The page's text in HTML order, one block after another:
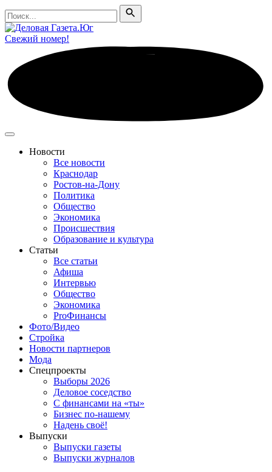
Поиск
Поиск
Свежий номер!
Новости
Все новости
Краснодар
Ростов-на-Дону
Политика
Общество
Экономика
Происшествия
Образование и культура
Статьи
Все статьи
Афиша
Интервью
Общество
Экономика
ProФинансы
Фото/Видео
Стройка
Новости партнеров
Мода
Спецпроекты
Выборы 2026
Деловое соседство
С финансами на «ты»
Бизнес по-нашему
Надень своё!
Выпуски
Выпуски газеты
Выпуски журналов